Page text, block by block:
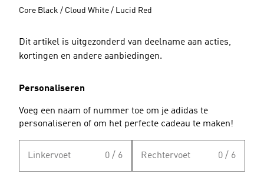
Core Black / Cloud White / Lucid Red
Dit artikel is uitgezonderd van deelname aan acties,
kortingen en andere aanbiedingen.
Personaliseren
Voeg een naam of nummer toe om je adidas te
personaliseren of om het perfecte cadeau te maken!
Linkervoet 0 / 6 Rechtervoet 0 / 6